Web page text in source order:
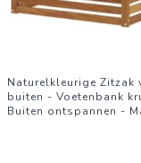
Naturelkleurige Zitzak
buiten - Voetenbank
Buiten ontspannen -